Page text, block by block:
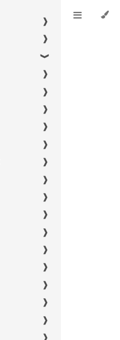
❱
❱
❱
❱
❱
❱
❱
❱
❱
❱
❱
❱
❱
❱
❱
❱
❱
❱
❱